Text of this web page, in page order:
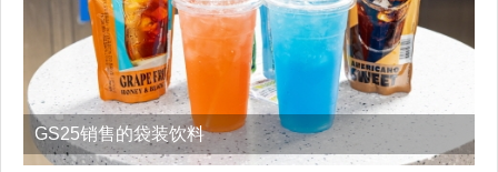
GS25销售的袋装饮料